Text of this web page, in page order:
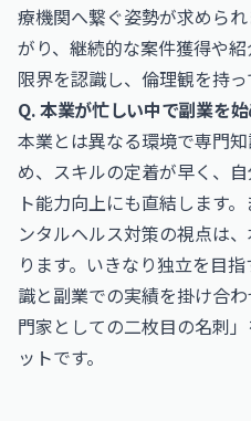
療機関へ繋ぐ姿勢が求めら
がり、継続的な案件獲得や
限界を認識し、倫理観を持っ
Q. 本業が忙しい中で副業を
本業とは異なる環境で専門
め、スキルの定着が早く、
ト能力向上にも直結します
ンタルヘルス対策の視点は
ります。いきなり独立を目
識と副業での実績を掛け合
門家としての二枚目の名刺
ットです。